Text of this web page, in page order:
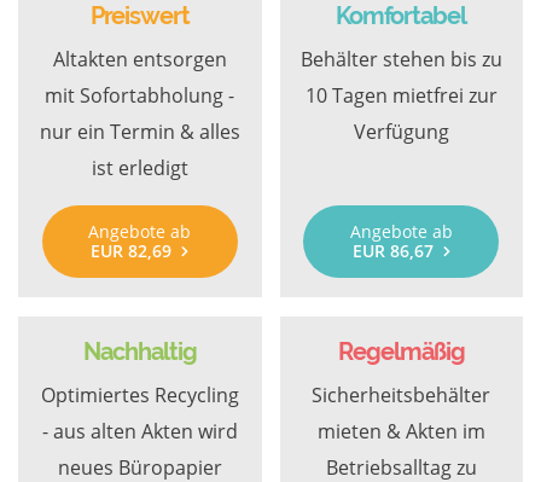
Preiswert
Altakten entsorgen
mit Sofortabholung -
nur ein Termin & alles
ist erledigt
Angebote ab
EUR 82,69
Komfortabel
Behälter stehen bis zu
10 Tagen mietfrei zur
Verfügung
Angebote ab
EUR 86,67
Nachhaltig
Optimiertes Recycling
- aus alten Akten wird
neues Büropapier
Regelmäßig
Sicherheitsbehälter
mieten & Akten im
Betriebsalltag zu